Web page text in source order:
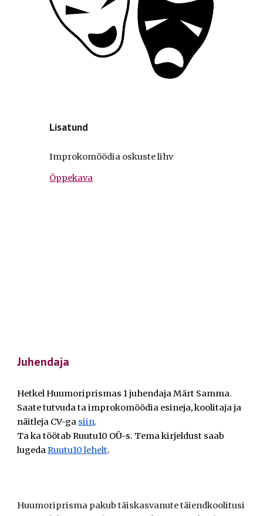
Lisatund
Improkomöödia oskuste lihv
Õppekava
Juhendaja
Hetkel Huumoriprismas 1 juhendaja Märt Samma.
Saate tutvuda ta improkomöödia esineja, koolitaja ja
näitleja CV-ga siin.
Ta ka töötab Ruutu10 OÜ-s. Tema kirjeldust saab
lugedaRuutu10 lehelt.
Huumoriprisma pakub täiskasvanute täiendkoolitusi